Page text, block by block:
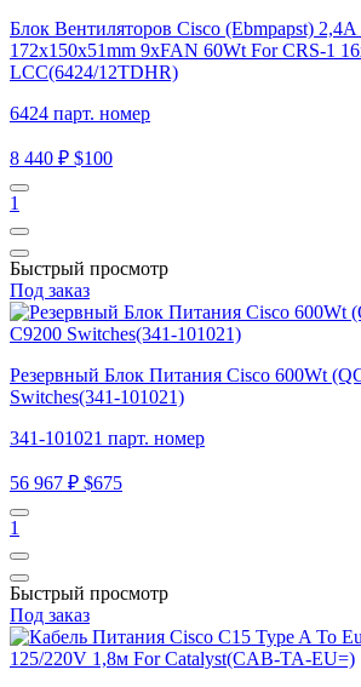
Блок Вентиляторов Cisco (Ebmpapst)
172x150x51mm 9xFAN 60Wt For CRS-1
LCC(6424/12TDHR)
6424 парт. номер
8 440 ₽ $100
1
Быстрый просмотр
Под заказ
Резервный Блок Питания Cisco 600Wt
Switches(341-101021)
341-101021 парт. номер
56 967 ₽ $675
1
Быстрый просмотр
Под заказ